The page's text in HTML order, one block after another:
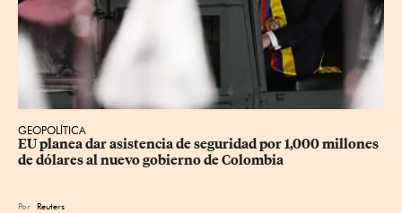
GEOPOLÍTICA
EU planea dar asistencia de seguridad por 1,000 millones
de dólares al nuevo gobierno de Colombia
Por Reuters